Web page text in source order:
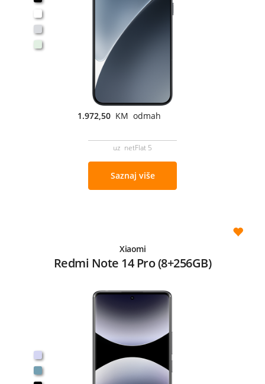
1.972,50 KM odmah
uz netFlat 5
Saznaj više
Xiaomi
Redmi Note 14 Pro (8+256GB)